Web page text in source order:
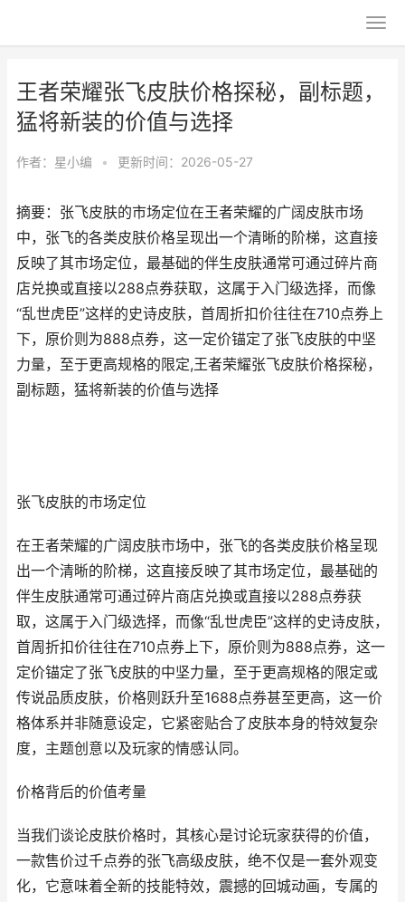
王者荣耀张飞皮肤价格探秘，副标题，
猛将新装的价值与选择
作者： 星小编 • 更新时间：2026-05-27
摘要：张飞皮肤的市场定位在王者荣耀的广阔皮肤市场
中，张飞的各类皮肤价格呈现出一个清晰的阶梯，这直接
反映了其市场定位，最基础的伴生皮肤通常可通过碎片商
店兑换或直接以288点券获取，这属于入门级选择，而像
“乱世虎臣”这样的史诗皮肤，首周折扣价往往在710点券上
下，原价则为888点券，这一定价锚定了张飞皮肤的中坚
力量，至于更高规格的限定,王者荣耀张飞皮肤价格探秘，
副标题，猛将新装的价值与选择
张飞皮肤的市场定位
在王者荣耀的广阔皮肤市场中，张飞的各类皮肤价格呈现
出一个清晰的阶梯，这直接反映了其市场定位，最基础的
伴生皮肤通常可通过碎片商店兑换或直接以288点券获
取，这属于入门级选择，而像“乱世虎臣”这样的史诗皮肤，
首周折扣价往往在710点券上下，原价则为888点券，这一
定价锚定了张飞皮肤的中坚力量，至于更高规格的限定或
传说品质皮肤，价格则跃升至1688点券甚至更高，这一价
格体系并非随意设定，它紧密贴合了皮肤本身的特效复杂
度，主题创意以及玩家的情感认同。
价格背后的价值考量
当我们谈论皮肤价格时，其核心是讨论玩家获得的价值，
一款售价过千点券的张飞高级皮肤，绝不仅是一套外观变
化，它意味着全新的技能特效，震撼的回城动画，专属的